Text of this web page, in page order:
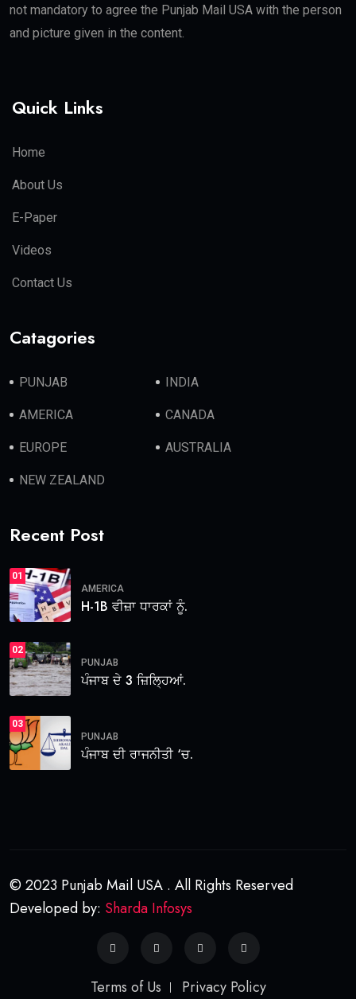
not mandatory to agree the Punjab Mail USA with the person
and picture given in the content.
Quick Links
Home
About Us
E-Paper
Videos
Contact Us
Catagories
PUNJAB INDIA
AMERICA CANADA
EUROPE AUSTRALIA
NEW ZEALAND
Recent Post
01
AMERICA
H-1B ਵੀਜ਼ਾ ਧਾਰਕਾਂ ਨੂੰ.
02
PUNJAB
ਪੰਜਾਬ ਦੇ 3 ਜ਼ਿਲ੍ਹਿਆਂ.
03
PUNJAB
ਪੰਜਾਬ ਦੀ ਰਾਜਨੀਤੀ ‘ਚ.
© 2023 Punjab Mail USA . All Rights Reserved
Developed by: Sharda Infosys
Terms of Us Privacy Policy